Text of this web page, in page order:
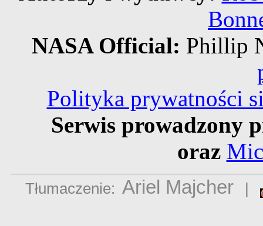
NASA Official: Phillip
Polityka prywatności
Serwis prowadzony
oraz
Tłumaczenie: Ariel Majcher |